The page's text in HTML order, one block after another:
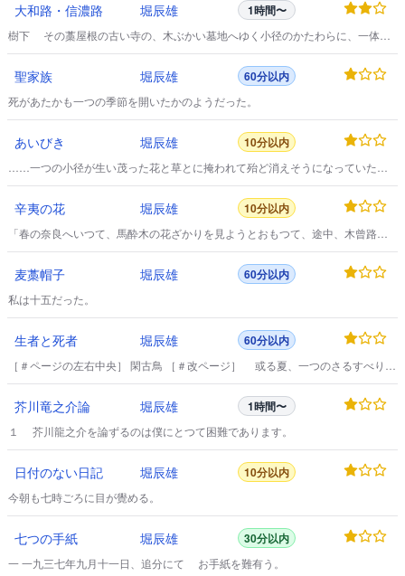
大和路・信濃路 堀辰雄 1時間〜
樹下 その藁屋根の古い寺の、木ぶかい墓地へゆく小径のかたわらに、一体の
聖家族 堀辰雄 60分以内
死があたかも一つの季節を開いたかのようだった。
あいびき 堀辰雄 10分以内
……一つの小径が生い茂った花と草とに掩われて殆ど消えそうになっていた
辛夷の花 堀辰雄 10分以内
「春の奈良へいつて、馬酔木の花ざかりを見ようとおもつて、途中、木曾路を
貰つた絵はがきにそんなことを書きながら、汽車の窓から猛烈に雪のふつてゐ
る木曾の谷々へたえず目をやつてゐた。
麦藁帽子 堀辰雄 60分以内
私は十五だった。
生者と死者 堀辰雄 60分以内
［＃ページの左右中央］ 閑古鳥 ［＃改ページ］ 或る夏、一つのさるすべりの
芥川竜之介論 堀辰雄 1時間〜
１ 芥川龍之介を論ずるのは僕にとつて困難であります。
日付のない日記 堀辰雄 10分以内
今朝も七時ごろに目が覺める。
七つの手紙 堀辰雄 30分以内
一 一九三七年九月十一日、追分にて お手紙を難有う。